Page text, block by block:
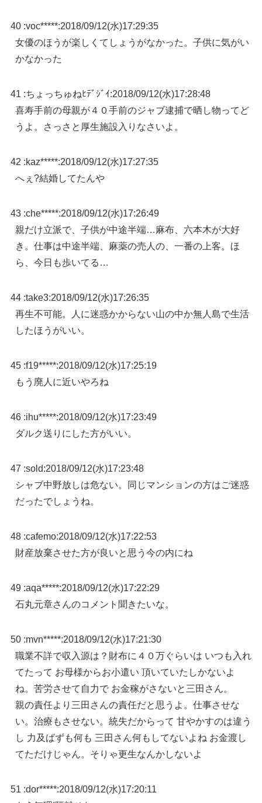
40 :voc*****:2018/09/12(水)17:29:35
女優のほうが楽しくてしょうがなかった。子供に気がい
かなかった
41 :ちょっちゅねﾋﾃﾞｼﾞｲ:2018/09/12(水)17:28:48
喜寿手前の母親が４０手前のジャブ逮捕で晒し物ってど
うよ。さっさと厚生施設入りなさいよ。
42 :kaz*****:2018/09/12(水)17:27:35
へぇ?結婚してたんや
43 :che*****:2018/09/12(水)17:26:49
親だけ立派で、子供が中途半端…麻布、六本木が大好
き。仕事は中途半端、麻薬の売人の、一番の上客。ほ
ら、今日も歩いてる…
44 :take3:2018/09/12(水)17:26:35
再生不可能。人に迷惑かからない山の中か無人島で生活
したほうがいい。
45 :f19*****:2018/09/12(水)17:25:19
もう廃人に近いやろね
46 :ihu*****:2018/09/12(水)17:23:49
ダルク送りにした方がいい。
47 :sold:2018/09/12(水)17:23:48
シャブ中野放しは危ない。同じマンションの方はご迷惑
だったでしょうね。
48 :cafemo:2018/09/12(水)17:22:53
財産放棄させた方が良いと思う今の内にね
49 :aqa*****:2018/09/12(水)17:22:29
石丸元章さんのコメント聞きたいな。
50 :mvn*****:2018/09/12(水)17:21:30
職業不詳で収入源は？財布に４０万ぐらいは いつも入れ
てたって お母様からお小遣い 頂いていたしかないよ
ね。苦労させて自力で お金稼がさないと三田さん。
親の責任より三田さんの責任だと思うよ。仕事させな
い。治療もさせない。統失だからって 甘やかすのは違う
し 力及ばずも何も 三田さん何もしてないよね お金渡し
てただけじゃん。そりゃ更生なんかしないよ
51 :dor*****:2018/09/12(水)17:20:11